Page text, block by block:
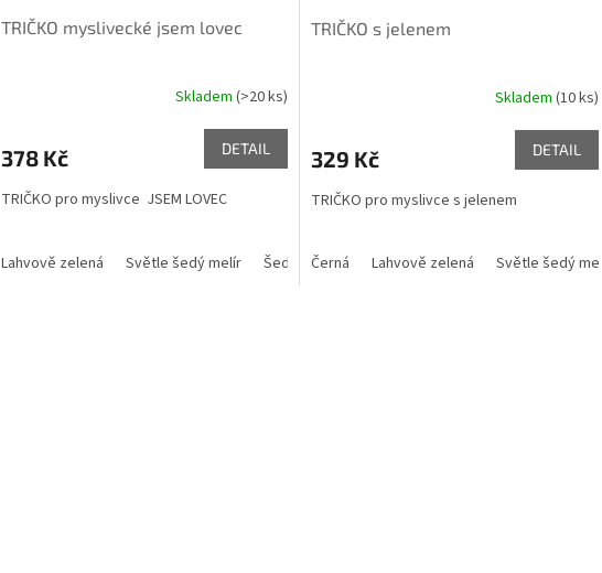
TRIČKO myslivecké jsem lovec
je
z
Skladem (>20 ks)
378 Kč DETAIL
TRIČKO pro myslivce JSEM LOVEC
Lahvově zelená Světle šedý melír Šedý melír Khaki Marlboro červená Písková
TRIČKO s jelenem
Skladem (10 ks)
329 Kč DETAIL
TRIČKO pro myslivce s jelenem
Černá Lahvově zelená Světle šedý melír